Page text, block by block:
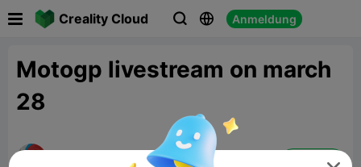
Creality Cloud   Anmeldung
Motogp livestream on march
28
Science SniperYT Folgen